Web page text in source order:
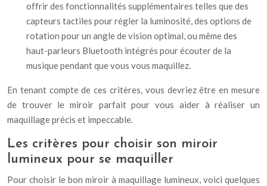
offrir des fonctionnalités supplémentaires telles que des
capteurs tactiles pour régler la luminosité, des options de
rotation pour un angle de vision optimal, ou même des
haut-parleurs Bluetooth intégrés pour écouter de la
musique pendant que vous vous maquillez.
En tenant compte de ces critères, vous devriez être en mesure
de trouver le miroir parfait pour vous aider à réaliser un
maquillage précis et impeccable.
Les critères pour choisir son miroir
lumineux pour se maquiller
Pour choisir le bon miroir à maquillage lumineux, voici quelques